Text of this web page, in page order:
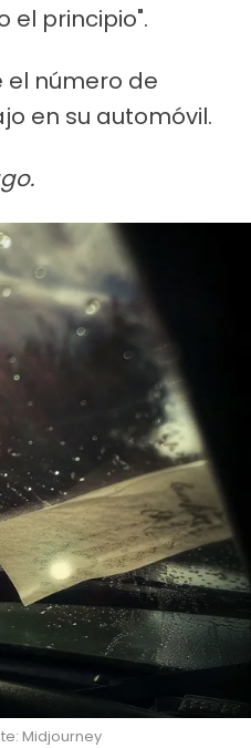
el principio".
el número de
en su automóvil.
Midjourney